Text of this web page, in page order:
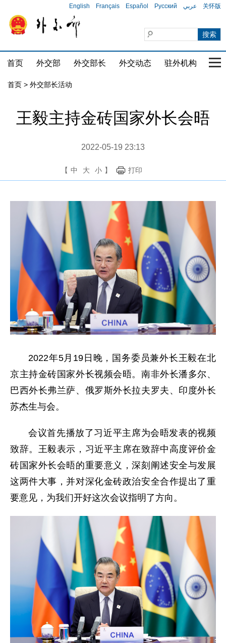
English Français Español Русский عربي 关怀版
首页 外交部 外交部长 外交动态 驻外机构 国
首页 > 外交部长活动
王毅主持金砖国家外长会晤
2022-05-19 23:13
【 中 大 小 】 打印
2022年5月19日晚，国务委员兼外长王毅在北
京主持金砖国家外长视频会晤。南非外长潘多尔、
巴西外长弗兰萨、俄罗斯外长拉夫罗夫、印度外长
苏杰生与会。
会议首先播放了习近平主席为会晤发表的视频
致辞。王毅表示，习近平主席在致辞中高度评价金
砖国家外长会晤的重要意义，深刻阐述安全与发展
这两件大事，并对深化金砖政治安全合作提出了重
要意见，为我们开好这次会议指明了方向。